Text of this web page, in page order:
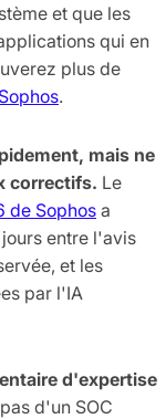
et que les
qui en
plus de
.
mais ne
correctifs. Le
de Sophos a
entre l'avis
et les
par l'IA
d'expertise
d'un SOC